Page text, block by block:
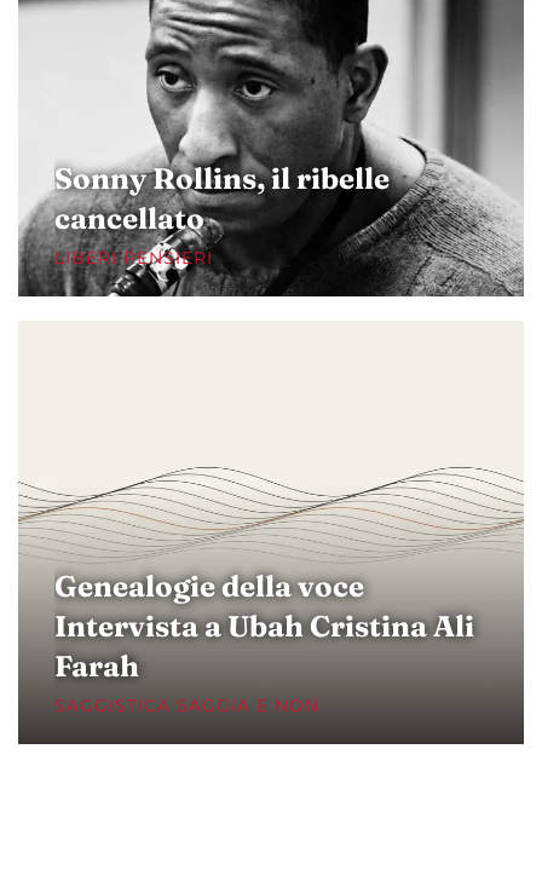
Sonny Rollins, il ribelle
cancellato
LIBERI PENSIERI
Genealogie della voce
Intervista a Ubah Cristina Ali
Farah
SAGGISTICA SAGGIA E NON